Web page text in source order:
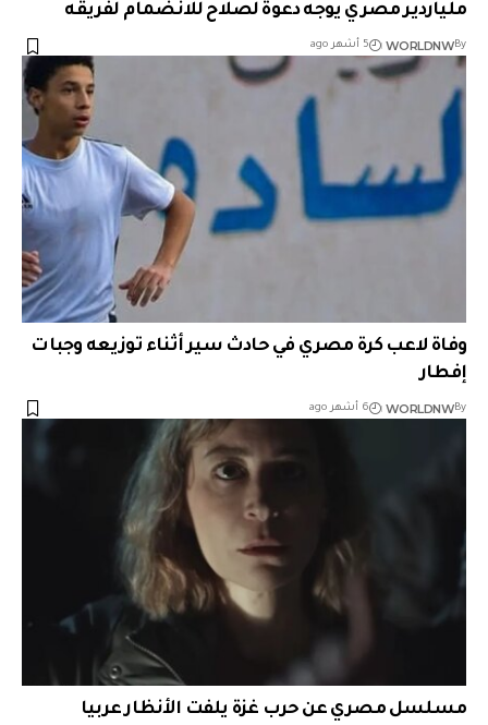
ملياردير مصري يوجه دعوة لصلاح للانضمام لفريقه
By
WORLDNW 5 أشهر ago
وفاة لاعب كرة مصري في حادث سير أثناء توزيعه وجبات
إفطار
By
WORLDNW 6 أشهر ago
مسلسل مصري عن حرب غزة يلفت الأنظار عربيا